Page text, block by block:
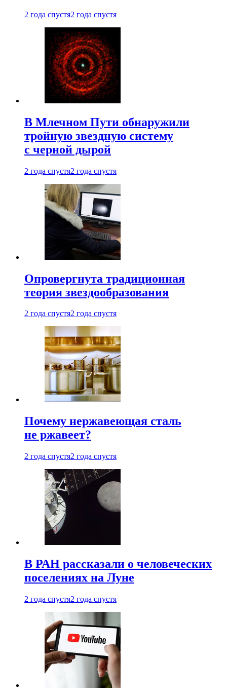
2 года спустя2 года спустя
В Млечном Пути обнаружили
тройную звездную систему
с черной дырой
2 года спустя2 года спустя
Опровергнута традиционная
теория звездообразования
2 года спустя2 года спустя
Почему нержавеющая сталь
не ржавеет?
2 года спустя2 года спустя
В РАН рассказали о человеческих
поселениях на Луне
2 года спустя2 года спустя